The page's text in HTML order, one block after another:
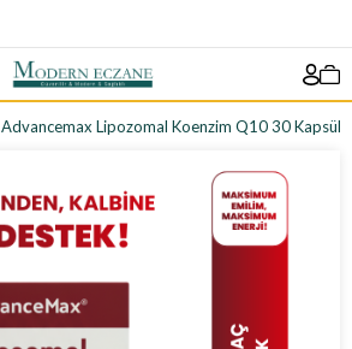
Advancemax Lipozomal Koenzim Q10 30 Kapsül